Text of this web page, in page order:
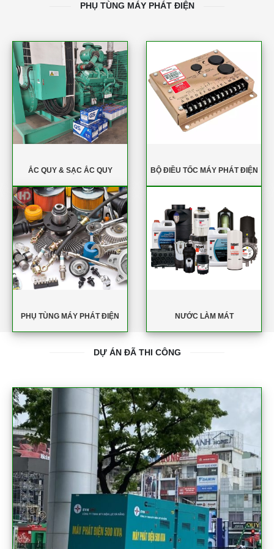
PHỤ TÙNG MÁY PHÁT ĐIỆN
ẮC QUY & SẠC ẮC QUY BỘ ĐIỀU TỐC MÁY PHÁT ĐIỆN
PHỤ TÙNG MÁY PHÁT ĐIỆN NƯỚC LÀM MÁT
DỰ ÁN ĐÃ THI CÔNG